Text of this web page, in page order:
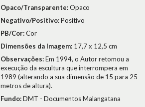
Opaco/Transparente:Opaco
Negativo/Positivo:Positivo
PB/Cor:Cor
Dimensões da Imagem: 17,7 x 12,5 cm
Observações:Em 1994, o Autor retomou a
execução da escultura que interrompera em
1989 (alterando a sua dimensão de 15 para 25
metros de altura).
Fundo:DMT - Documentos Malangatana